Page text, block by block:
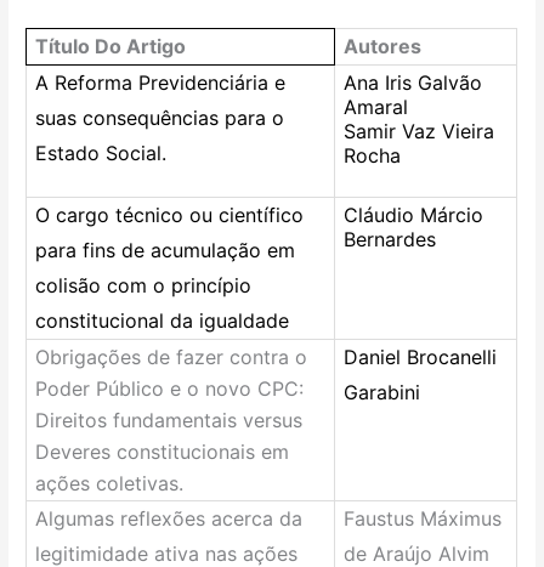
Título Do Artigo
Autores
A Reforma Previdenciária e
suas consequências para o
Estado Social.
Ana Iris Galvão
Amaral
Samir Vaz Vieira
Rocha
O cargo técnico ou científico
para fins de acumulação em
colisão com o princípio
constitucional da igualdade
Cláudio Márcio
Bernardes
Obrigações de fazer contra o
Poder Público e o novo CPC:
Direitos fundamentais versus
Deveres constitucionais em
ações coletivas.
Daniel Brocanelli
Garabini
Algumas reflexões acerca da
legitimidade ativa nas ações
Faustus Máximus
de Araújo Alvim